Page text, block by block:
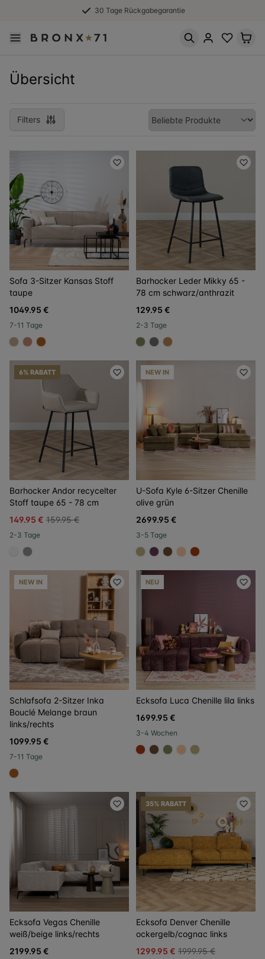
30 Tage Rückgabegarantie
Übersicht
Filters
Sofa 3-Sitzer Kansas Stoff
taupe
1049.95 €
7-11 Tage
#c4ad8d
#c98a78
#b06023
Barhocker Leder Mikky 65 -
78 cm schwarz/anthrazit
129.95 €
2-3 Tage
#808a5d
#707070
#be8957
6% RABATT
Barhocker Andor recycelter
Stoff taupe 65 - 78 cm
149.95 € 159.95 €
2-3 Tage
#f5f3ef
#939597
NEW IN
U-Sofa Kyle 6-Sitzer Chenille
olive grün
2699.95 €
3-5 Tage
#c2b280
#6a3d58
#6f4e37
#ffcba4
#ac3c17
NEW IN
Schlafsofa 2-Sitzer Inka
Bouclé Melange braun
links/rechts
1099.95 €
7-11 Tage
#b06023
NEU
Ecksofa Luca Chenille lila links
1699.95 €
3-4 Wochen
#ac3c17
#6f4e37
#808a5d
#ffcba4
#c2b280
Ecksofa Vegas Chenille
weiß/beige links/rechts
2199.95 €
35% RABATT
Ecksofa Denver Chenille
ockergelb/cognac links
1299.95 € 1999.95 €